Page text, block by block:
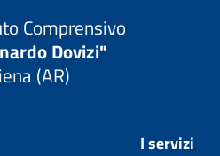
Comprensivo
Dovizi"
(AR)
I servizi